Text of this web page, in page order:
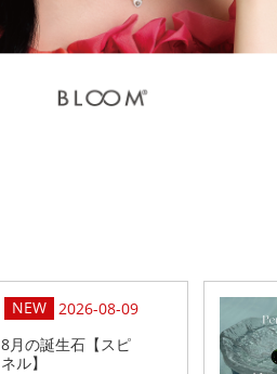
2026-08-09
8月の誕生石【スピ
ネル】